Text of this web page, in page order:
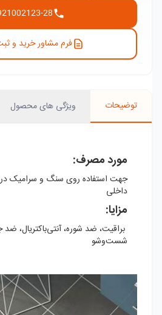
28
فرم مشاور خرید و
توضیحات ویژگی های محصول
مورد مصرف:
جهت استفاده روی سنگ و سرامیک
داخلی
مزایا:
براقیت، ضد شوره، آنتی‌باکتریال، ضد
شست‌وشو